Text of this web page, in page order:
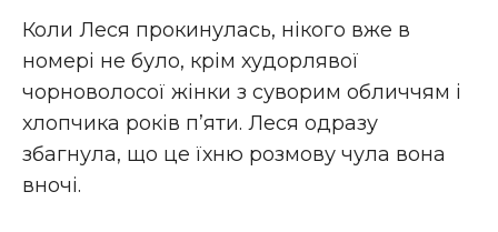
Коли Леся прокинулась, нікого вже в
номері не було, крім худорлявої
чорноволосої жінки з суворим обличчям і
хлопчика років п’яти. Леся одразу
збагнула, що це їхню розмову чула вона
вночі.